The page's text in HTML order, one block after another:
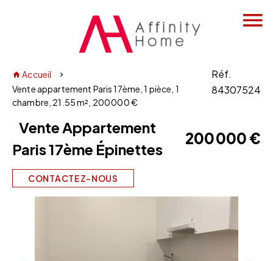
Accueil
Vente appartement Paris 17ème, 1 pièce, 1
chambre, 21.55 m², 200 000 €
Réf.
84307524
CONTACTEZ-NOUS
Vente Appartement
Paris 17ème Épinettes
200 000 €